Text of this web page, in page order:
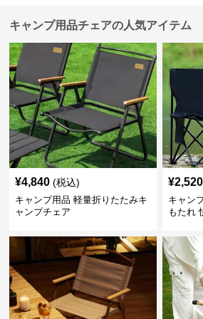
キャンプ用品チェアの人気アイテム
¥4,840 (税込)
キャンプ用品 軽量折りたたみキ
ャンプチェア
¥2,520
キャン
もたれ